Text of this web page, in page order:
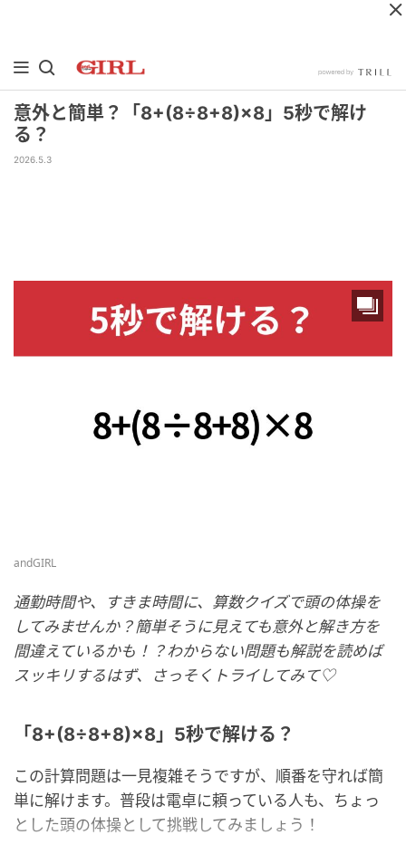
意外と簡単？「8+(8÷8+8)×8」5秒で解け
る？
2026.5.3
andGIRL
通勤時間や、すきま時間に、算数クイズで頭の体操を
してみませんか？簡単そうに見えても意外と解き方を
間違えているかも！？わからない問題も解説を読めば
スッキリするはず、さっそくトライしてみて♡
「8+(8÷8+8)×8」5秒で解ける？
この計算問題は一見複雑そうですが、順番を守れば簡
単に解けます。普段は電卓に頼っている人も、ちょっ
とした頭の体操として挑戦してみましょう！